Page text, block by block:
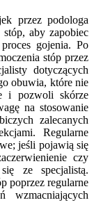
przez podologa
aby zapobiec
gojenia. Po
stóp przez
dotyczących
obuwia, które nie
i pozwoli skórze
na stosowanie
zalecanych
Regularne
jeśli pojawią się
czy
ze specjalistą.
poprzez regularne
wzmacniających